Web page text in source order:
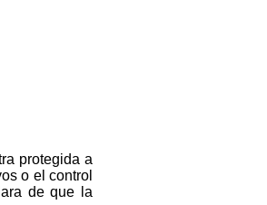
protegida a
o el control
de que la